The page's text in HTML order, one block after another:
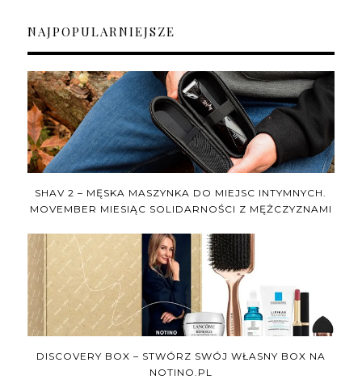
NAJPOPULARNIEJSZE
SHAV 2 – MĘSKA MASZYNKA DO MIEJSC INTYMNYCH.
MOVEMBER MIESIĄC SOLIDARNOŚCI Z MĘŻCZYZNAMI
DISCOVERY BOX – STWÓRZ SWÓJ WŁASNY BOX NA
NOTINO.PL